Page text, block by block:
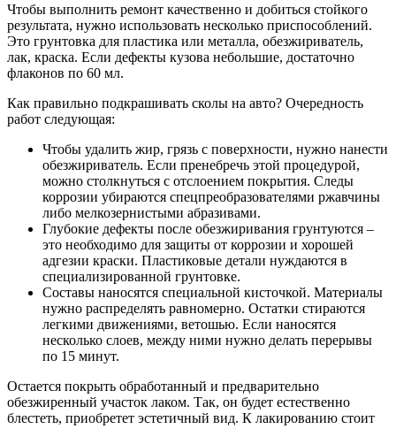
Чтобы выполнить ремонт качественно и добиться стойкого
результата, нужно использовать несколько приспособлений.
Это грунтовка для пластика или металла, обезжириватель,
лак, краска. Если дефекты кузова небольшие, достаточно
флаконов по 60 мл.
Как правильно подкрашивать сколы на авто? Очередность
работ следующая:
Чтобы удалить жир, грязь с поверхности, нужно нанести
обезжириватель. Если пренебречь этой процедурой,
можно столкнуться с отслоением покрытия. Следы
коррозии убираются спецпреобразователями ржавчины
либо мелкозернистыми абразивами.
Глубокие дефекты после обезжиривания грунтуются –
это необходимо для защиты от коррозии и хорошей
адгезии краски. Пластиковые детали нуждаются в
специализированной грунтовке.
Составы наносятся специальной кисточкой. Материалы
нужно распределять равномерно. Остатки стираются
легкими движениями, ветошью. Если наносятся
несколько слоев, между ними нужно делать перерывы
по 15 минут.
Остается покрыть обработанный и предварительно
обезжиренный участок лаком. Так, он будет естественно
блестеть, приобретет эстетичный вид. К лакированию стоит